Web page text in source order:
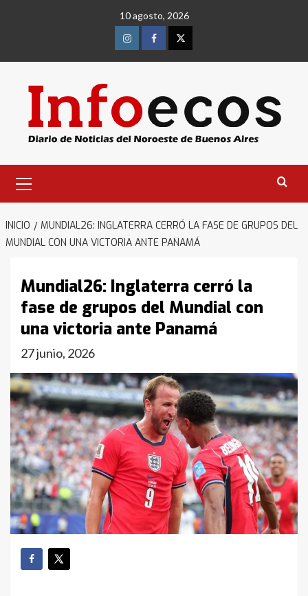
10 agosto, 2026
InstagramFacebookTwitter
primario
INICIO
MUNDIAL26: INGLATERRA CERRÓ LA FASE DE GRUPOS DEL
MUNDIAL CON UNA VICTORIA ANTE PANAMÁ
Mundial26: Inglaterra cerró la
fase de grupos del Mundial con
una victoria ante Panamá
27 junio, 2026